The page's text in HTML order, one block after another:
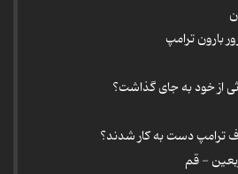
بارون ترامپ
ترامپ دست به کار شدند؟
- قم